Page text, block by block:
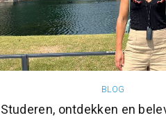
BLOG
Studeren, ontdekken en